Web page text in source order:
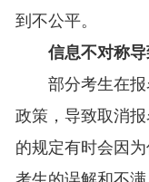
到不公平。
信息不对称
部分考生在
政策，导致取消
的规定有时会因